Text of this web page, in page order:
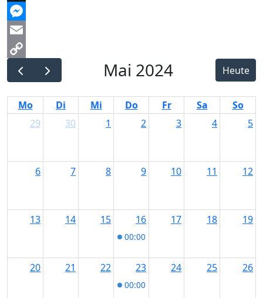
Threads
Messenger
Email
Copy
Link
Mai 2024 Heute
Mo Di Mi Do Fr Sa
So
29
30 1 2 3 4 5
6 7 8 9 10 11 12
13 14 15 16
00:00
17 18 19
20 21 22 23
00:00
24 25 26